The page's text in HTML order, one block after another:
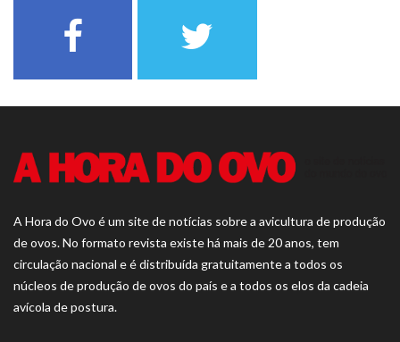
A Hora do Ovo é um site de notícias sobre a avicultura de produção
de ovos. No formato revista existe há mais de 20 anos, tem
circulação nacional e é distribuída gratuitamente a todos os
núcleos de produção de ovos do país e a todos os elos da cadeia
avícola de postura.